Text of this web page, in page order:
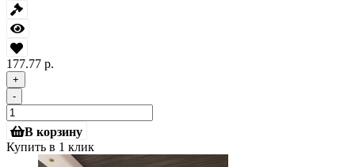
177.77 р.
+
-
В корзину
Купить в 1 клик